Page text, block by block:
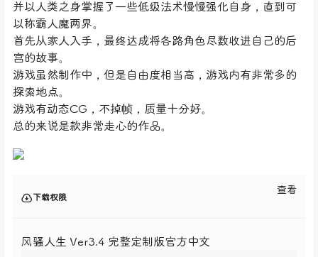
并以人类之身掌握了一些低级法术慢慢强化自身，直到可
以称霸人魔两界。
首先从家人入手，最终达成将各路角色尽数收进自己的后
宫的故事。
游戏虽然制作中，但是自由度相当高，游戏内有非常多的
探索地点。
游戏有动态CG，不掉帧，质量十分好。
总的来说是款非常走心的作品。
下载权限
查看
风骚人生 Ver3.4 完整定制版官方中文